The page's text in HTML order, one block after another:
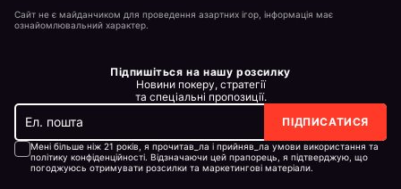
Сайт не є майданчиком для проведення азартних ігор, інформація має
ознайомлювальний характер.
Підпишіться на нашу розсилку
Новини покеру, стратегії
та спеціальні пропозиції.
ПІДПИСАТИСЯ
Мені більше ніж 21 років, я прочитав_ла і прийняв_ла умови використання та
політику конфіденційності. Відзначаючи цей прапорець, я підтверджую, що
погоджуюсь отримувати розсилки та маркетингові матеріали.